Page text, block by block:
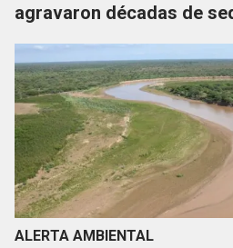
agravaron décadas de
ALERTA AMBIENTAL